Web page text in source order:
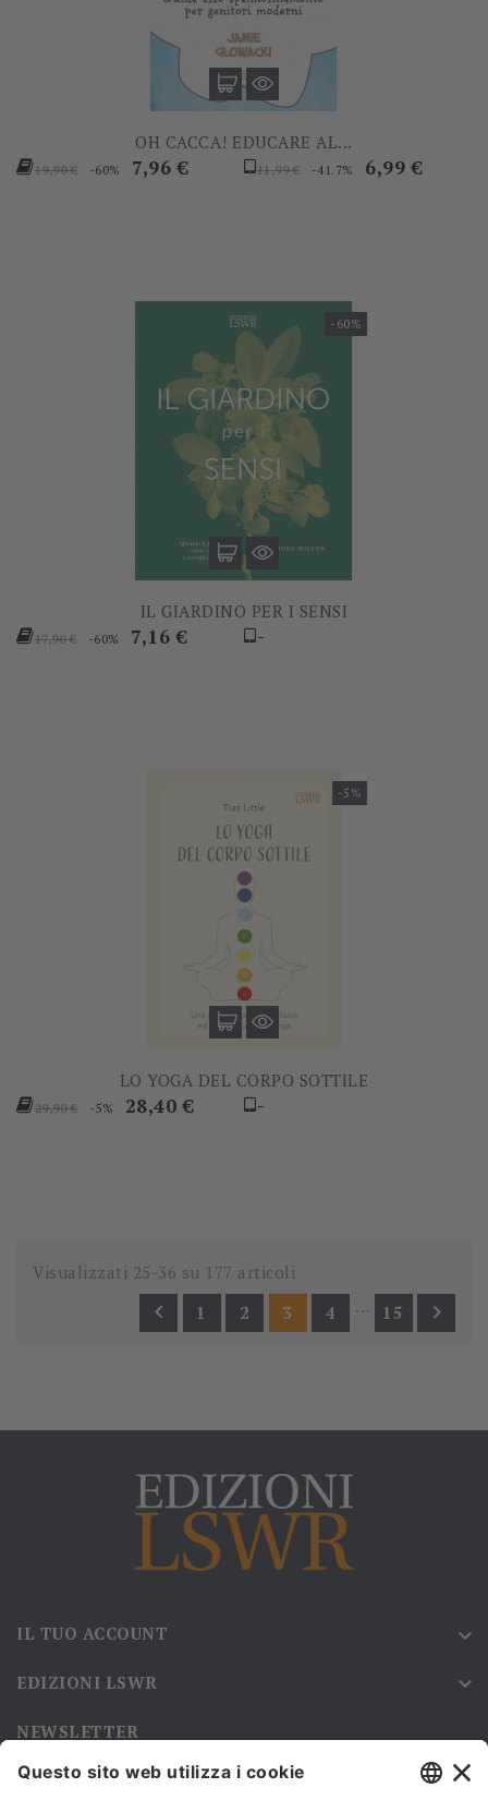
OH CACCA! EDUCARE AL...
Prezzo
19,90 € -60% Prezzo
7,96 €
Prezzo
11,99 € -41.7% Prezzo
6,99 €
-60%
IL GIARDINO PER I SENSI
Prezzo
17,90 € -60% Prezzo
7,16 € -
-5%
LO YOGA DEL CORPO SOTTILE
Prezzo
29,90 € -5% Prezzo
28,40 € -
Visualizzati 25-36 su 177 articoli
 1 2 3 4 … 15 
IL TUO ACCOUNT 
EDIZIONI LSWR 
NEWSLETTER
Iscriviti alla nostra newsletter e rimani sempre aggiornato sulle